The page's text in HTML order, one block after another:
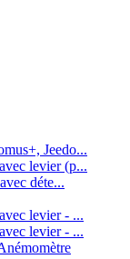
Jeedo...
levier (p...
déte...
levier - ...
levier - ...